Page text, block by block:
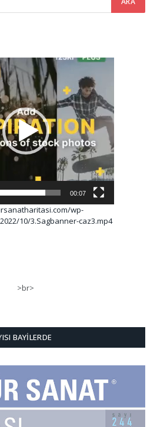
00:07
wp-
10/3.Sagbanner-caz3.mp4
>br>
BAYILERDE